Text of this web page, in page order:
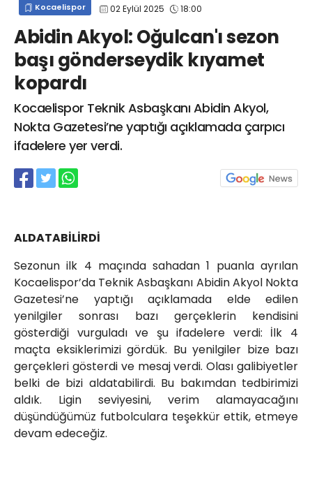
Kocaelispor 02 Eylül 2025 18:00
Abidin Akyol: Oğulcan'ı sezon
başı gönderseydik kıyamet
kopardı
Kocaelispor Teknik Asbaşkanı Abidin Akyol,
Nokta Gazetesi’ne yaptığı açıklamada çarpıcı
ifadelere yer verdi.
ALDATABİLİRDİ
Sezonun ilk 4 maçında sahadan 1 puanla ayrılan
Kocaelispor’da Teknik Asbaşkanı Abidin Akyol Nokta
Gazetesi’ne yaptığı açıklamada elde edilen
yenilgiler sonrası bazı gerçeklerin kendisini
gösterdiği vurguladı ve şu ifadelere verdi: İlk 4
maçta eksiklerimizi gördük. Bu yenilgiler bize bazı
gerçekleri gösterdi ve mesaj verdi. Olası galibiyetler
belki de bizi aldatabilirdi. Bu bakımdan tedbirimizi
aldık. Ligin seviyesini, verim alamayacağını
düşündüğümüz futbolculara teşekkür ettik, etmeye
devam edeceğiz.
info@spor41.com